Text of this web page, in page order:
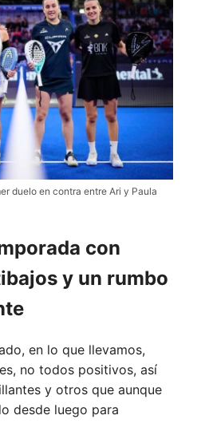
duelo en contra entre Ari y Paula
con
y un rumbo
en lo que llevamos,
no todos positivos, así
y otros que aunque
desde luego para